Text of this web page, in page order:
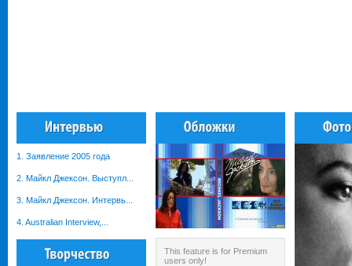
1. Заявление 2005 года
2. Майкл Джексон. Выступл...
3. Майкл Джексон. Интервь...
4. Australian Interview,...
This feature is for Premium
users only!